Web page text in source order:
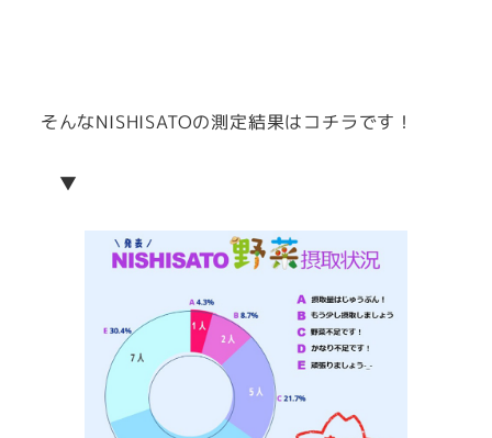
そんなNISHISATOの測定結果はコチラです！
▼